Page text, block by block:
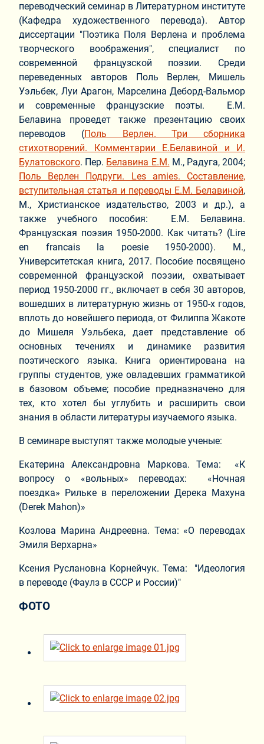
переводческий семинар в Литературном институте
(Кафедра художественного перевода). Автор
диссертации "Поэтика Поля Верлена и проблема
творческого воображения", специалист по
современной французской поэзии. Среди
переведенных авторов Поль Верлен, Мишель
Уэльбек, Луи Арагон, Марселина Деборд-Вальмор
и современные французские поэты. Е.М.
Белавина проведет также презентацию своих
переводов (Поль Верлен. Три сборника
стихотворений. Комментарии Е.Белавиной и И.
Булатовского. Пер. Белавина Е.М. М., Радуга, 2004;
Поль Верлен Подруги. Les amies. Составление,
вступительная статья и переводы Е.М. Белавиной,
М., Христианское издательство, 2003 и др.), а
также учебного пособия: Е.М. Белавина.
Французская поэзия 1950-2000. Как читать? (Lire
en francais la poesie 1950-2000). М.,
Университетская книга, 2017. Пособие посвящено
современной французской поэзии, охватывает
период 1950-2000 гг., включает в себя 30 авторов,
вошедших в литературную жизнь от 1950-х годов,
вплоть до новейшего периода, от Филиппа Жакоте
до Мишеля Уэльбека, дает представление об
основных течениях и динамике развития
поэтического языка. Книга ориентирована на
группы студентов, уже овладевших грамматикой
в базовом объеме; пособие предназначено для
тех, кто хотел бы углубить и расширить свои
знания в области литературы изучаемого языка.
В семинаре выступят также молодые ученые:
Екатерина Александровна Маркова. Тема: «К
вопросу о «вольных» переводах: «Ночная
поездка» Рильке в переложении Дерека Махуна
(Derek Mahon)»
Козлова Марина Андреевна. Тема: «О переводах
Эмиля Верхарна»
Ксения Руслановна Корнейчук. Тема: "Идеология
в переводе (Фаулз в СССР и России)"
ФОТО